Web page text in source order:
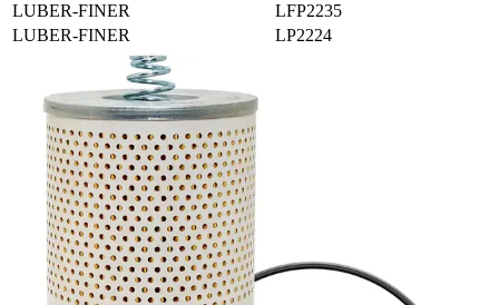
LUBER-FINER
LFP2235
LUBER-FINER
LP2224
LUBER-FINER
M-FILTER
M.A.N.
M.A.N.
M.A.N.
M.A.N.
M.A.N.
M.A.N.
M.A.N.
51055040071